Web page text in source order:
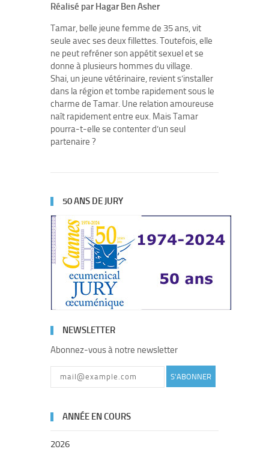
Réalisé par Hagar Ben Asher
Tamar, belle jeune femme de 35 ans, vit
seule avec ses deux fillettes. Toutefois, elle
ne peut refréner son appétit sexuel et se
donne à plusieurs hommes du village.
Shai, un jeune vétérinaire, revient s’installer
dans la région et tombe rapidement sous le
charme de Tamar. Une relation amoureuse
naît rapidement entre eux. Mais Tamar
pourra-t-elle se contenter d’un seul
partenaire ?
50 ANS DE JURY
NEWSLETTER
Abonnez-vous à notre newsletter
S'ABONNER
ANNÉE EN COURS
2026